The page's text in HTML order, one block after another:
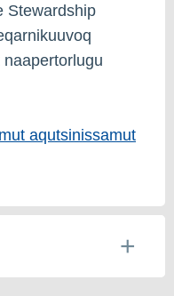
Stewardship
aqutsinissamut